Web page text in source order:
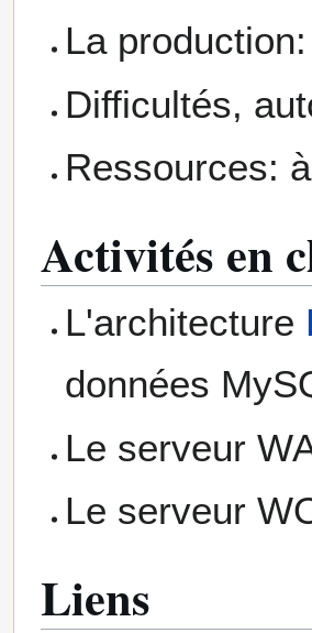
La
Difficultés,
Ressources:
Activités en
L'architecture
données
Le serveur
Le serveur
Liens